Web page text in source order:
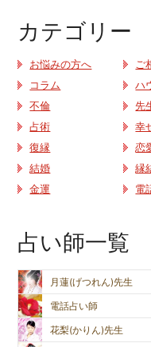
カテゴリー
お悩みの方へ ご
コラム
ハ
不倫
先
占術
幸
復縁
恋
結婚
縁
金運
電
占い師一覧
月蓮(げつれん)先生
電話占い師
花梨(かりん)先生